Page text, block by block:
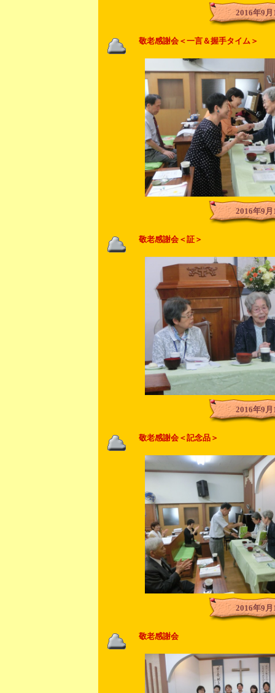
2016年9月
敬老感謝会＜一言＆握手タイム＞
2016年9月
敬老感謝会＜証＞
2016年9月
敬老感謝会＜記念品＞
2016年9月
敬老感謝会